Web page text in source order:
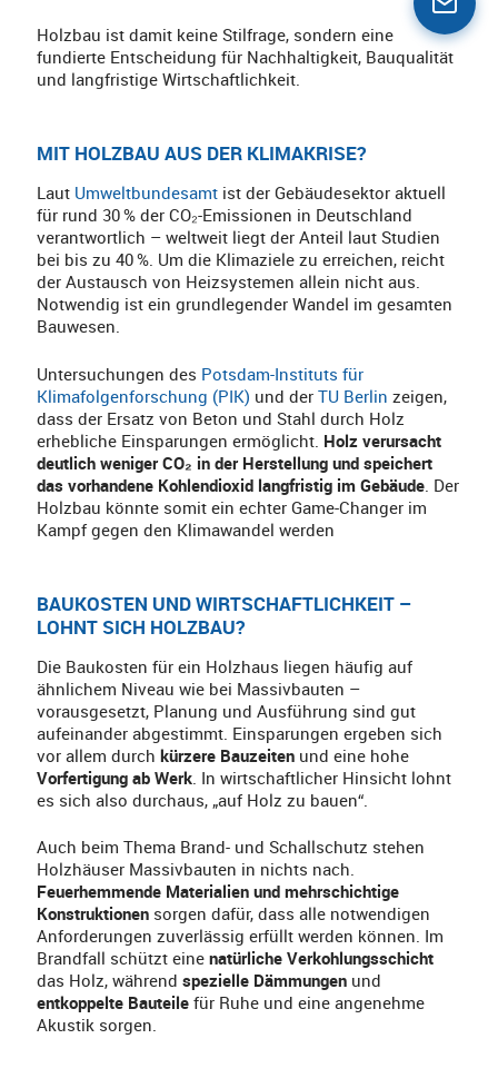
Holzbau ist damit keine Stilfrage, sondern eine
fundierte Entscheidung für Nachhaltigkeit, Bauqualität
und langfristige Wirtschaftlichkeit.
MIT HOLZBAU AUS DER KLIMAKRISE?
Laut Umweltbundesamt ist der Gebäudesektor aktuell
für rund 30 % der CO₂-Emissionen in Deutschland
verantwortlich – weltweit liegt der Anteil laut Studien
bei bis zu 40 %. Um die Klimaziele zu erreichen, reicht
der Austausch von Heizsystemen allein nicht aus.
Notwendig ist ein grundlegender Wandel im gesamten
Bauwesen.
Untersuchungen des Potsdam-Instituts für
Klimafolgenforschung (PIK) und derTU Berlin zeigen,
dass der Ersatz von Beton und Stahl durch Holz
erhebliche Einsparungen ermöglicht. Holz verursacht
deutlich weniger CO₂ in der Herstellung und speichert
das vorhandene Kohlendioxid langfristig im Gebäude . Der
Holzbau könnte somit ein echter Game-Changer im
Kampf gegen den Klimawandel werden
BAUKOSTEN UND WIRTSCHAFTLICHKEIT –
LOHNT SICH HOLZBAU?
Die Baukosten für ein Holzhaus liegen häufig auf
ähnlichem Niveau wie bei Massivbauten –
vorausgesetzt, Planung und Ausführung sind gut
aufeinander abgestimmt. Einsparungen ergeben sich
vor allem durchkürzere Bauzeiten und eine hohe
Vorfertigung ab Werk . In wirtschaftlicher Hinsicht lohnt
es sich also durchaus, „auf Holz zu bauen“.
Auch beim Thema Brand- und Schallschutz stehen
Holzhäuser Massivbauten in nichts nach.
Feuerhemmende Materialien und mehrschichtige
Konstruktionen sorgen dafür, dass alle notwendigen
Anforderungen zuverlässig erfüllt werden können. Im
Brandfall schützt einenatürliche Verkohlungsschicht
das Holz, währendspezielle Dämmungen und
entkoppelte Bauteile für Ruhe und eine angenehme
Akustik sorgen.